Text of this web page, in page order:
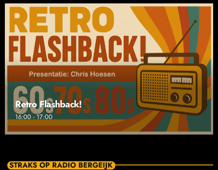
Retro Flashback!
16:00 - 17:00
STRAKS OP RADIO BERGEIJK